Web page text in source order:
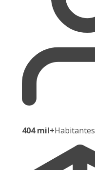
404 mil+Habitantes